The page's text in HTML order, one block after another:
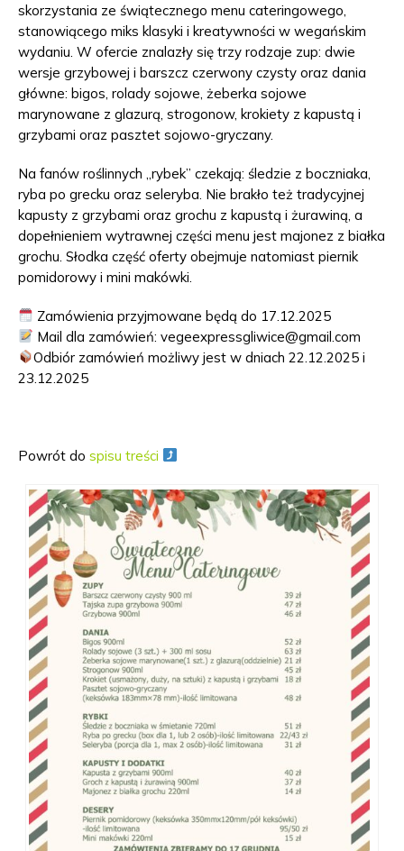
skorzystania ze świątecznego menu cateringowego,
stanowiącego miks klasyki i kreatywności w wegańskim
wydaniu. W ofercie znalazły się trzy rodzaje zup: dwie
wersje grzybowej i barszcz czerwony czysty oraz dania
główne: bigos, rolady sojowe, żeberka sojowe
marynowane z glazurą, strogonow, krokiety z kapustą i
grzybami oraz pasztet sojowo-gryczany.
Na fanów roślinnych „rybek” czekają: śledzie z boczniaka,
ryba po grecku oraz seleryba. Nie brakło też tradycyjnej
kapusty z grzybami oraz grochu z kapustą i żurawiną, a
dopełnieniem wytrawnej części menu jest majonez z białka
grochu. Słodka część oferty obejmuje natomiast piernik
pomidorowy i mini makówki.
Zamówienia przyjmowane będą do 17.12.2025
Mail dla zamówień: vegeexpressgliwice@gmail.com
Odbiór zamówień możliwy jest w dniach 22.12.2025 i
23.12.2025
Powrót do spisu treści